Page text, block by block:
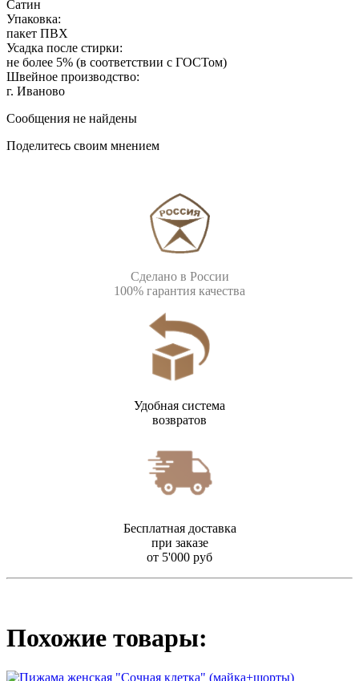
Сатин
Упаковка:
пакет ПВХ
Усадка после стирки:
не более 5% (в соответствии с ГОСТом)
Швейное производство:
г. Иваново
Сообщения не найдены
Поделитесь своим мнением
Сделано в России
100% гарантия качества
Удобная система
возвратов
Бесплатная доставка
при заказе
от 5'000 руб
Похожие товары: